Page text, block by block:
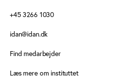
+45 3266 1030
idan@idan.dk
Find medarbejder
Læs mere om instituttet